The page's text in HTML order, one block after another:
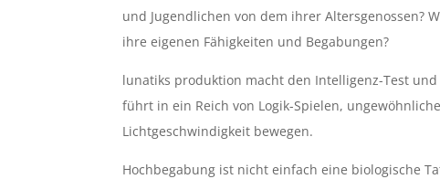
und Jugendlichen von dem ihrer Altersgenossen?
ihre eigenen Fähigkeiten und Begabungen?
lunatiks produktion macht den Intelligenz-Test
führt in ein Reich von Logik-Spielen,
Lichtgeschwindigkeit bewegen.
Hochbegabung ist nicht einfach eine biologische